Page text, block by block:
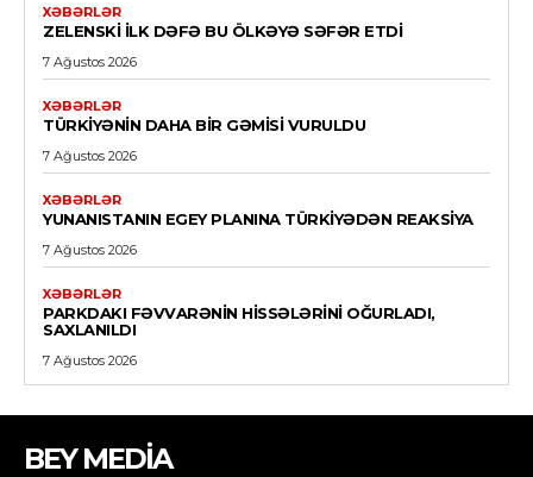
XƏBƏRLƏR
ZELENSKI ILK DƏFƏ BU ÖLKƏYƏ SƏFƏR ETDI
7 Ağustos 2026
XƏBƏRLƏR
TÜRKIYƏNIN DAHA BIR GƏMISI VURULDU
7 Ağustos 2026
XƏBƏRLƏR
YUNANISTANIN EGEY PLANINA TÜRKIYƏDƏN REAKSIYA
7 Ağustos 2026
XƏBƏRLƏR
PARKDAKI FƏVVARƏNIN HISSƏLƏRINI OĞURLADI,
SAXLANILDI
7 Ağustos 2026
BEY MEDİA